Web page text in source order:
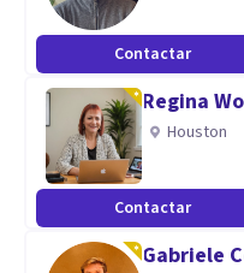
Contactar
Regina
Houston
Contactar
Gabriele